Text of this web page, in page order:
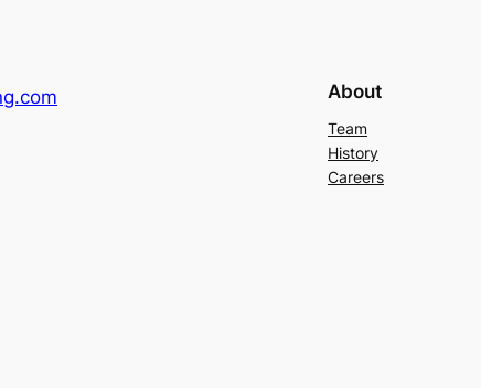
About
Team
History
Careers